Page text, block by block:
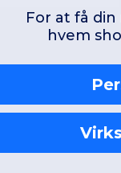
For at få
hvem